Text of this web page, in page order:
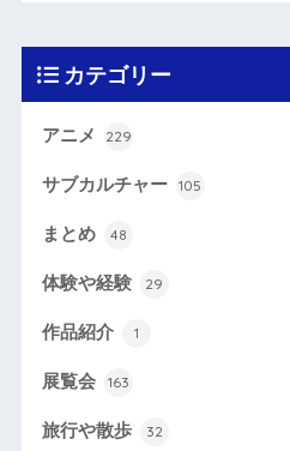
カテゴリー
アニメ 229
サブカルチャー 105
まとめ 48
体験や経験 29
作品紹介 1
展覧会 163
旅行や散歩 32